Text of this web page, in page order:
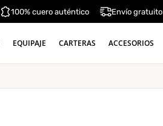
100% cuero auténtico Envío gratuito
EQUIPAJE CARTERAS ACCESORIOS